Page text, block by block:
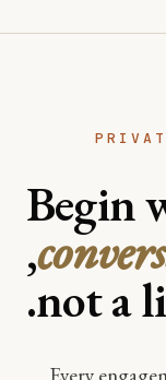
Begin
,
not a